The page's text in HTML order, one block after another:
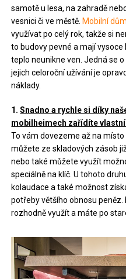
samotě u lesa, na zahradě
vesnici či ve městě. Mobilní
využívat po celý rok, takže si
to budovy pevné a mají
teplo neunikne ven. Jedná se
jejich celoroční užívání je
náklady.
1.Snadno a rychle si díky
mobilheimech zařídíte
To vám dovezeme až na
můžete ze skladových zásob
nebo také můžete využít
speciálně na klíč. U tohoto
kolaudace a také možnost
potřeby většího obnosu
rozhodně využít a máte po